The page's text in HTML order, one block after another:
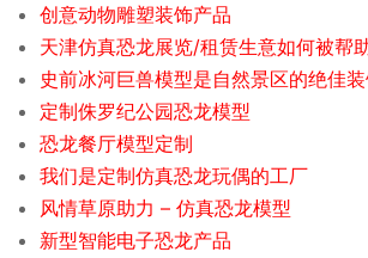
创意动物雕塑装饰产品
天津仿真恐龙展览/租赁生意如何被帮
史前冰河巨兽模型是自然景区的绝佳
定制侏罗纪公园恐龙模型
恐龙餐厅模型定制
我们是定制仿真恐龙玩偶的工厂
风情草原助力 – 仿真恐龙模型
新型智能电子恐龙产品